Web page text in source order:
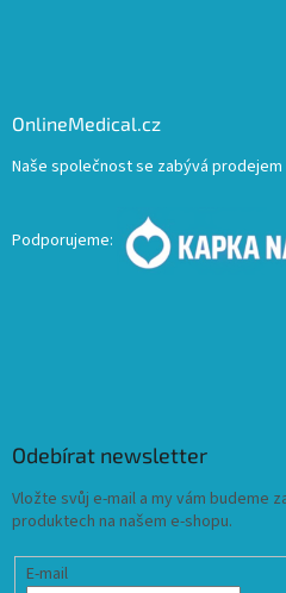
OnlineMedical.cz
Naše společnost se zabývá
Podporujeme:
Odebírat newsletter
Vložte svůj e-mail a my vám budeme
produktech na našem e-shopu.
E-mail